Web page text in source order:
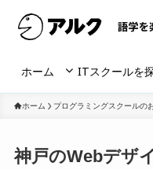
ホーム ITスクールを
ホーム プログラミングスクールの
神戸のWebデザ